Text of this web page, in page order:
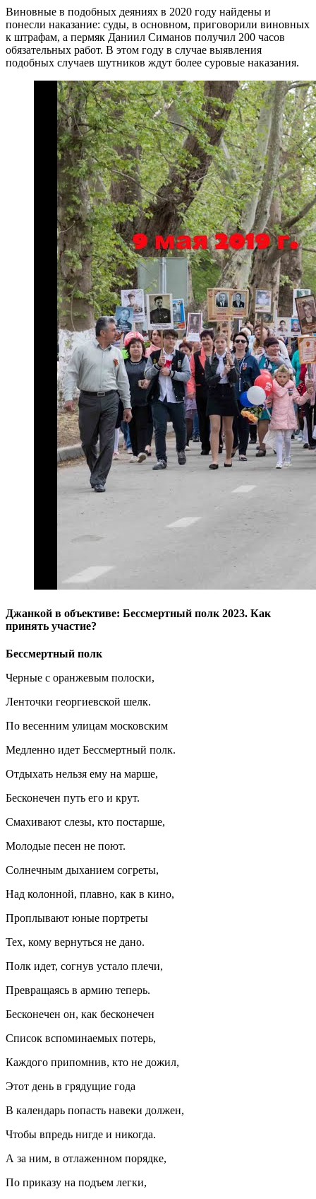
Виновные в подобных деяниях в 2020 году найдены и
понесли наказание: суды, в основном, приговорили виновных
к штрафам, а пермяк Даниил Симанов получил 200 часов
обязательных работ. В этом году в случае выявления
подобных случаев шутников ждут более суровые наказания.
Джанкой в объективе: Бессмертный полк 2023. Как
принять участие?
Бессмертный полк
Черные с оранжевым полоски,
Ленточки георгиевской шелк.
По весенним улицам московским
Медленно идет Бессмертный полк.
Отдыхать нельзя ему на марше,
Бесконечен путь его и крут.
Смахивают слезы, кто постарше,
Молодые песен не поют.
Солнечным дыханием согреты,
Над колонной, плавно, как в кино,
Проплывают юные портреты
Тех, кому вернуться не дано.
Полк идет, согнув устало плечи,
Превращаясь в армию теперь.
Бесконечен он, как бесконечен
Список вспоминаемых потерь,
Каждого припомнив, кто не дожил,
Этот день в грядущие года
В календарь попасть навеки должен,
Чтобы впредь нигде и никогда.
А за ним, в отлаженном порядке,
По приказу на подъем легки,